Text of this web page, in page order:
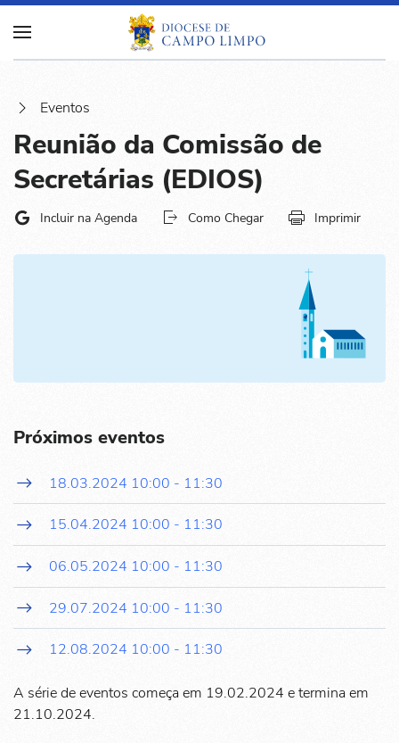
Eventos
Reunião da Comissão de
Secretárias (EDIOS)
Incluir na Agenda Como Chegar Imprimir
Próximos eventos
18.03.2024 10:00 - 11:30
15.04.2024 10:00 - 11:30
06.05.2024 10:00 - 11:30
29.07.2024 10:00 - 11:30
12.08.2024 10:00 - 11:30
A série de eventos começa em 19.02.2024 e termina em
21.10.2024.